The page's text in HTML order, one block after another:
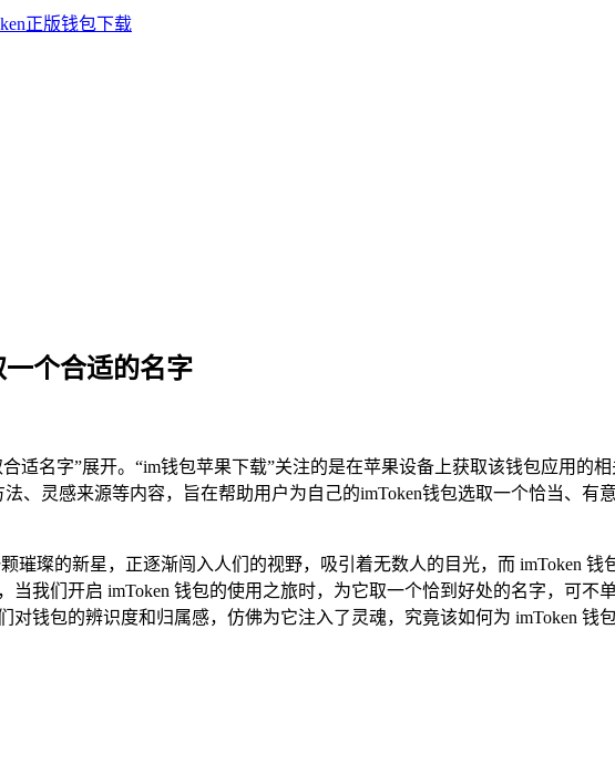
个合适的名字
适名字”展开。“im钱包苹果下载”关注的是在苹果设备上获取该钱包应用的
、灵感来源等内容，旨在帮助用户为自己的imToken钱包选取一个恰当、有
璀璨的新星，正逐渐闯入人们的视野，吸引着无数人的目光，而 imToken
我们开启 imToken 钱包的使用之旅时，为它取一个恰到好处的名字，可不
钱包的辨识度和归属感，仿佛为它注入了灵魂，究竟该如何为 imToken 钱